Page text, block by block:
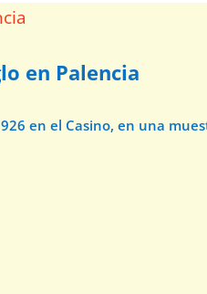
en Palencia
en el Casino, en una